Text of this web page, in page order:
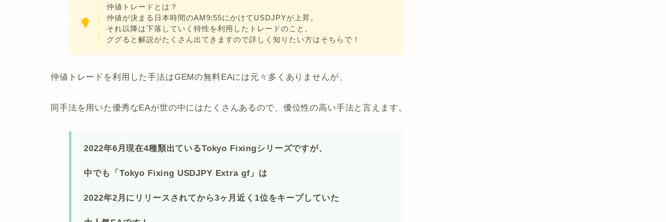
仲値トレードとは？
仲値が決まる日本時間のAM9:55にかけてUSDJPYが上昇。
それ以降は下落していく特性を利用したトレードのこと。
ググると解説がたくさん出てきますので詳しく知りたい方はそちらで！
仲値トレードを利用した手法はGEMの無料EAには元々多くありませんが、
同手法を用いた優秀なEAが世の中にはたくさんあるので、優位性の高い手法と言えます。
2022年6月現在4種類出ているTokyo Fixingシリーズですが、
中でも「Tokyo Fixing USDJPY Extra gf」は
2022年2月にリリースされてから3ヶ月近く1位をキープしていた